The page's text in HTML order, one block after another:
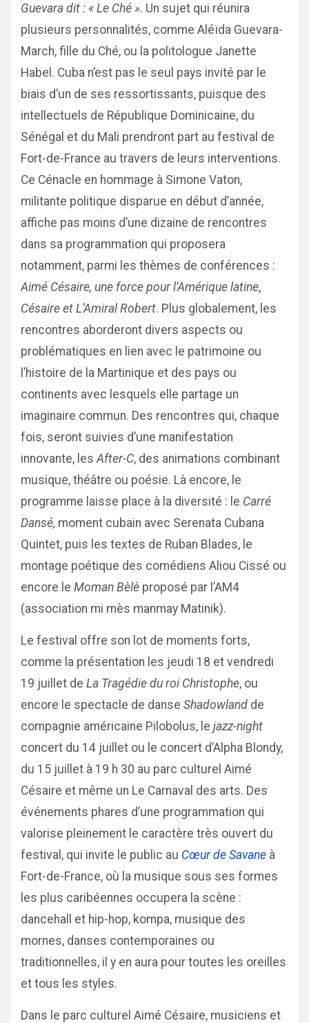
Guevara dit : « Le Ché ». Un sujet qui réunira
plusieurs personnalités, comme Aléïda Guevara-
March, fille du Ché, ou la politologue Janette
Habel. Cuba n’est pas le seul pays invité par le
biais d’un de ses ressortissants, puisque des
intellectuels de République Dominicaine, du
Sénégal et du Mali prendront part au festival de
Fort-de-France au travers de leurs interventions.
Ce Cénacle en hommage à Simone Vaton,
militante politique disparue en début d’année,
affiche pas moins d’une dizaine de rencontres
dans sa programmation qui proposera
notamment, parmi les thèmes de conférences :
Aimé Césaire, une force pour l’Amérique latine,
Césaire et L’Amiral Robert. Plus globalement, les
rencontres aborderont divers aspects ou
problématiques en lien avec le patrimoine ou
l’histoire de la Martinique et des pays ou
continents avec lesquels elle partage un
imaginaire commun. Des rencontres qui, chaque
fois, seront suivies d’une manifestation
innovante, lesAfter-C, des animations combinant
musique, théâtre ou poésie. Là encore, le
programme laisse place à la diversité : le Carré
Dansé, moment cubain avec Serenata Cubana
Quintet, puis les textes de Ruban Blades, le
montage poétique des comédiens Aliou Cissé ou
encore le Moman Bèlè proposé par l’AM4
(association mi mès manmay Matinik).
Le festival offre son lot de moments forts,
comme la présentation les jeudi 18 et vendredi
19 juillet de La Tragédie du roi Christophe, ou
encore le spectacle de danse Shadowland de
compagnie américaine Pilobolus, le jazz-night
concert du 14 juillet ou le concert d’Alpha Blondy,
du 15 juillet à 19 h 30 au parc culturel Aimé
Césaire et même un Le Carnaval des arts. Des
événements phares d’une programmation qui
valorise pleinement le caractère très ouvert du
festival, qui invite le public au Cœur de Savane à
Fort-de-France, où la musique sous ses formes
les plus caribéennes occupera la scène :
dancehall et hip-hop, kompa, musique des
mornes, danses contemporaines ou
traditionnelles, il y en aura pour toutes les oreilles
et tous les styles.
Dans le parc culturel Aimé Césaire, musiciens et